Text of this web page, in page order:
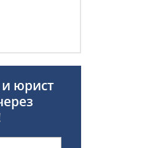
и юрист